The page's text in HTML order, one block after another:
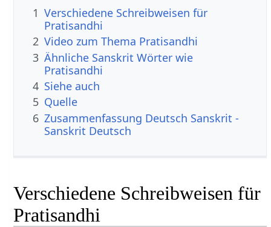
1 Verschiedene Schreibweisen für
Pratisandhi
2 Video zum Thema Pratisandhi
3 Ähnliche Sanskrit Wörter wie
Pratisandhi
4 Siehe auch
5 Quelle
6 Zusammenfassung Deutsch Sanskrit -
Sanskrit Deutsch
Verschiedene Schreibweisen für
Pratisandhi